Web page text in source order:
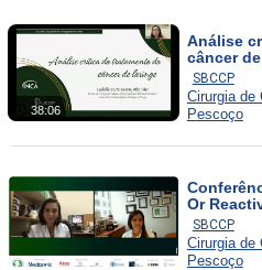
38:06
Análise
câncer
SBCCP
Cirurgia de
Pescoço
Or
Head
Effective?
SBCCP
Cirurgia de
Pescoço